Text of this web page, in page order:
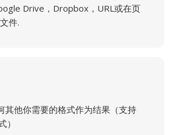
Drive，Dropbox，URL或在页
件.
其他你需要的格式作为结果（支持
）